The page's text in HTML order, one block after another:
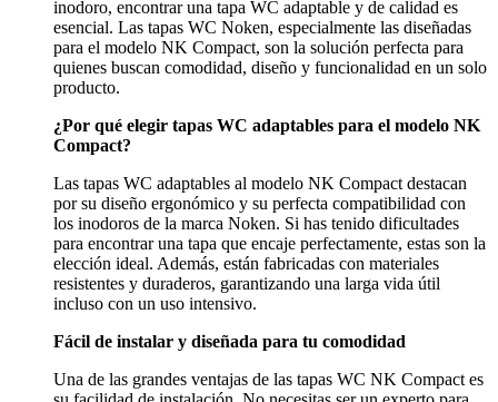
inodoro, encontrar una tapa WC adaptable y de calidad es
esencial. Las tapas WC Noken, especialmente las diseñadas
para el modelo NK Compact, son la solución perfecta para
quienes buscan comodidad, diseño y funcionalidad en un solo
producto.
¿Por qué elegir tapas WC adaptables para el modelo NK
Compact?
Las tapas WC adaptables al modelo NK Compact destacan
por su diseño ergonómico y su perfecta compatibilidad con
los inodoros de la marca Noken. Si has tenido dificultades
para encontrar una tapa que encaje perfectamente, estas son la
elección ideal. Además, están fabricadas con materiales
resistentes y duraderos, garantizando una larga vida útil
incluso con un uso intensivo.
Fácil de instalar y diseñada para tu comodidad
Una de las grandes ventajas de las tapas WC NK Compact es